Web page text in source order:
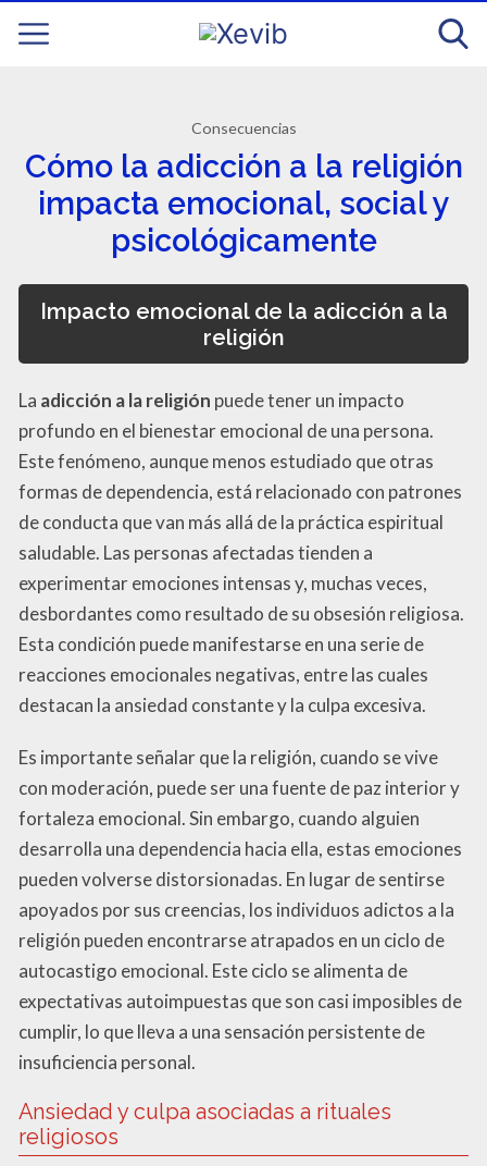
Consecuencias
Cómo la adicción a la religión
impacta emocional, social y
psicológicamente
Impacto emocional de la adicción a la
religión
La adicción a la religión puede tener un impacto
profundo en el bienestar emocional de una persona.
Este fenómeno, aunque menos estudiado que otras
formas de dependencia, está relacionado con patrones
de conducta que van más allá de la práctica espiritual
saludable. Las personas afectadas tienden a
experimentar emociones intensas y, muchas veces,
desbordantes como resultado de su obsesión religiosa.
Esta condición puede manifestarse en una serie de
reacciones emocionales negativas, entre las cuales
destacan la ansiedad constante y la culpa excesiva.
Es importante señalar que la religión, cuando se vive
con moderación, puede ser una fuente de paz interior y
fortaleza emocional. Sin embargo, cuando alguien
desarrolla una dependencia hacia ella, estas emociones
pueden volverse distorsionadas. En lugar de sentirse
apoyados por sus creencias, los individuos adictos a la
religión pueden encontrarse atrapados en un ciclo de
autocastigo emocional. Este ciclo se alimenta de
expectativas autoimpuestas que son casi imposibles de
cumplir, lo que lleva a una sensación persistente de
insuficiencia personal.
Ansiedad y culpa asociadas a rituales
religiosos